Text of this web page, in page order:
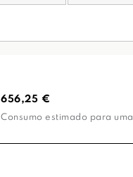
656,25 €
Consumo estimado para